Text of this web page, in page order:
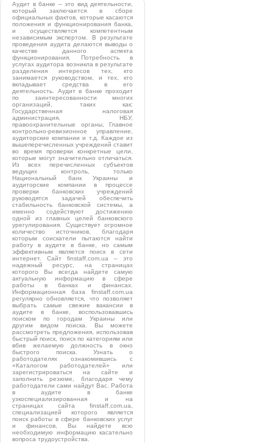
Аудит в банке – это вид деятельности,
который заключается в сборе
официальных фактов, которые касаются
положения и функционирования банка,
и осуществляется компетентным
независимым экспертом. В результате
проведения аудита делаются выводы о
качестве данного аспекта
функционирования. Потребность в
услугах аудитора возникла в результате
разделения интересов тех, кто
занимается руководством, и тех, кто
вкладывает средства в его
деятельность. Аудит в банке проходит
по заинтересованности многих
организаций, таких как:
Государственная налоговая
администрация, НБУ,
правоохранительные органы, Главное
контрольно-ревизионное управление,
аудиторские компании и т.д. Каждое из
вышеперечисленных учреждений ставит
во время проверки конкретные цели,
которые могут значительно отличаться.
Из всех перечисленных субъектов
ведущих контроль, только
Национальный банк Украины и
аудиторские компании в процессе
проверки банковских учреждений
руководятся задачей обеспечить
стабильность банковской системы, а
именно содействуют достижению
одной из главных целей банковского
урегулирования. Существует огромное
количество источников, благодаря
которым соискатели пытаются найти
работу в аудите в банке, но самым
эффективным является поиск в сети
интернет. Сайт finstaff.com.ua – это
надежный ресурс, на страницах
которого Вы всегда найдете самую
актуальную информацию в сфере
работы в банках и финансах.
Информационная база finstaff.com.ua
регулярно обновляется, что позволяет
выбрать самые свежие вакансии в
аудите в банке, воспользовавшись
поиском по городам Украины или
другим видом поиска. Вы можете
рассмотреть предложения, использовав
быстрый поиск, поиск по категориям или
вбив желаемую должность в окно
быстрого поиска. Узнать о
работодателях ознакомившись с
«Каталогом работодателей» или
зарегистрироваться на сайте и
заполнить резюме, благодаря чему
работодатели сами найдут Вас. Работа
в аудите в банке
узкоспециализированная и на
страницах сайта finstaff.com.ua,
специализацией которого является
поиск работы в сфере банковских услуг
и финансов, Вы найдете всю
необходимую информацию касательно
вопроса трудоустройства.